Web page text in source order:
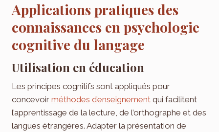
Applications pratiques des
connaissances en psychologie
cognitive du langage
Utilisation en éducation
Les principes cognitifs sont appliqués pour
concevoir méthodes d’enseignement qui facilitent
l’apprentissage de la lecture, de l’orthographe et des
langues étrangères. Adapter la présentation de